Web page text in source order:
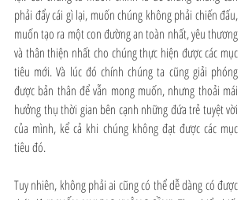
phải đẩy cái gì lại, muốn chúng không phải chiến đấu,
muốn tạo ra một con đường an toàn nhất, yêu thương
và thân thiện nhất cho chúng thực hiện được các mục
tiêu mới. Và lúc đó chính chúng ta cũng giải phóng
được bản thân để vẫn mong muốn, nhưng thoải mái
hưởng thụ thời gian bên cạnh những đứa trẻ tuyệt vời
của mình, kể cả khi chúng không đạt được các mục
tiêu đó.
Tuy nhiên, không phải ai cũng có thể dễ dàng có được